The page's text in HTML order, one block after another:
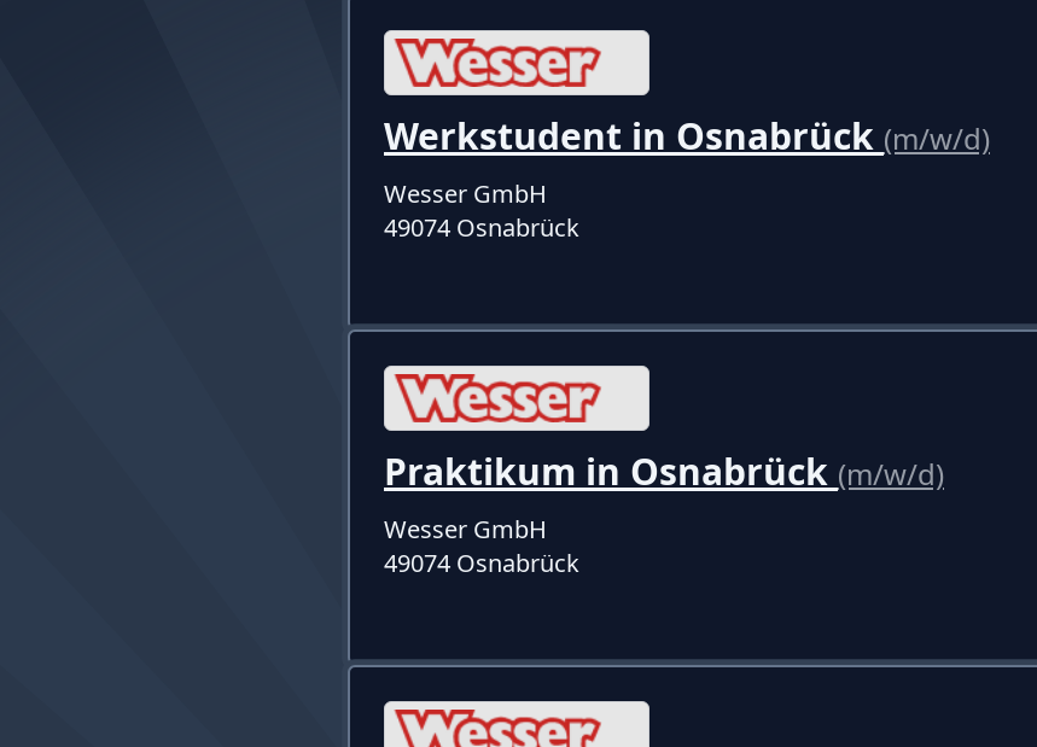
Werkstudent in Osnabrück (m/w/d)
Wesser GmbH
49074 Osnabrück
Praktikum in Osnabrück (m/w/d)
Wesser GmbH
49074 Osnabrück